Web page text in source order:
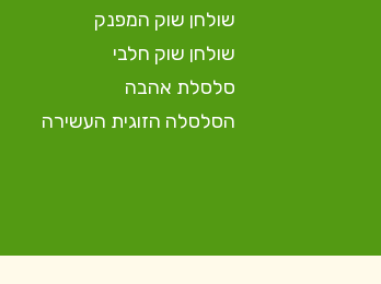
שולחן שוק המפנק
שולחן שוק חלבי
סלסלת אהבה
הסלסלה הזוגית העשירה